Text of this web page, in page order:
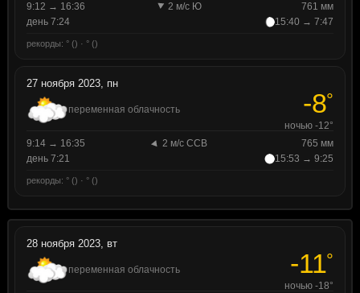
9:12 → 16:36
2 м/с Ю
761 мм
день 7:24
15:40 → 7:47
рекорды: ° () · ° ()
27 ноября 2023, пн
переменная облачность -8°
ночью -12°
9:14 → 16:35
2 м/с ССВ
765 мм
день 7:21
15:53 → 9:25
рекорды: ° () · ° ()
28 ноября 2023, вт
переменная облачность -11°
ночью -18°